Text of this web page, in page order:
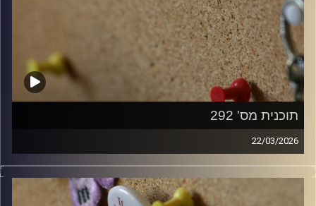
תוכנית מס' 292
22/03/2026
קלאסיקות רוק עם אורן הוף.
włodi